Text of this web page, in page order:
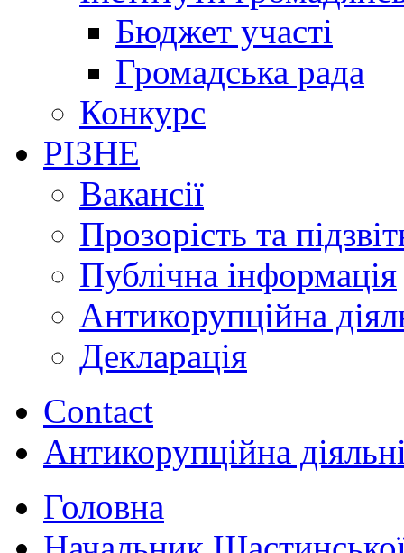
Бюджет участі
Громадська рада
Конкурс
РІЗНЕ
Вакансії
Прозорість та
Публічна інформація
Антикорупційна
Декларація
Contact
Антикорупційна
Головна